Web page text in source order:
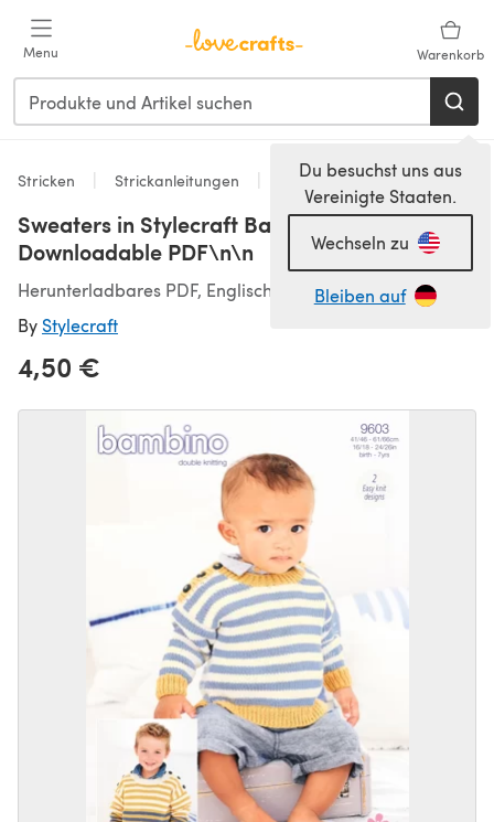
Menu Warenkorb
Du besuchst uns aus
Vereinigte Staaten.
Wechseln zu
Bleiben auf
Stricken Strickanleitungen Pullover
Sweaters in Stylecraft Bambino DK - 9603 -
Downloadable PDF\n\n
Herunterladbares PDF, Englisch
By Stylecraft
4,50 €